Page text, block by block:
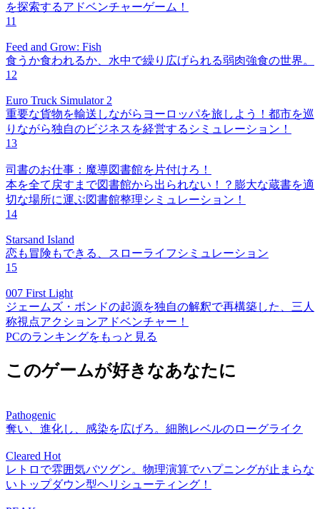
を探索するアドベンチャーゲーム！
11
Feed and Grow: Fish
食うか食われるか、水中で繰り広げられる弱肉強食の世界。
12
Euro Truck Simulator 2
重要な貨物を輸送しながらヨーロッパを旅しよう！都市を巡
りながら独自のビジネスを経営するシミュレーション！
13
司書のお仕事：魔導図書館を片付けろ！
本を全て戻すまで図書館から出られない！？膨大な蔵書を適
切な場所に運ぶ図書館整理シミュレーション！
14
Starsand Island
恋も冒険もできる、スローライフシミュレーション
15
007 First Light
ジェームズ・ボンドの起源を独自の解釈で再構築した、三人
称視点アクションアドベンチャー！
PCのランキングをもっと見る
このゲームが好きなあなたに
Pathogenic
奪い、進化し、感染を広げろ。細胞レベルのローグライク
Cleared Hot
レトロで雰囲気バツグン。物理演算でハプニングが止まらな
いトップダウン型ヘリシューティング！